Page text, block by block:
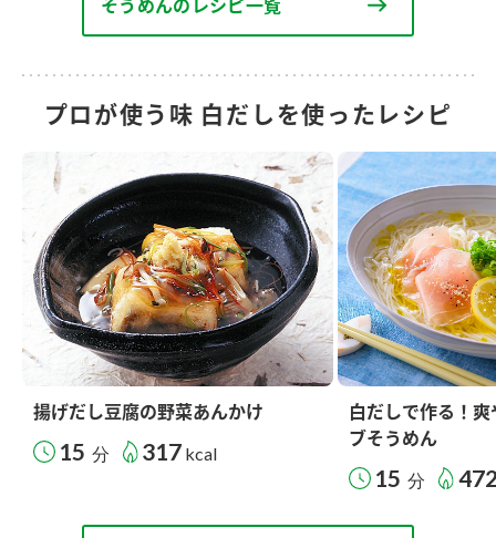
そうめんのレシピ一覧
プロが使う味 白だしを使ったレシピ
揚げだし豆腐の野菜あんかけ
15 分 317 kcal
白だしで作る！
ブそうめん
15 分